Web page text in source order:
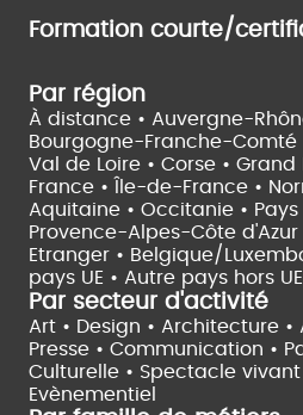
Formation courte/
Par région
À distance • Auvergne-
Bourgogne-Franche-Comté
Val de Loire • Corse • Grand
France •
Île-de-France •
Aquitaine • Occitanie •
Provence-Alpes-Côte d'Azur
Etranger • Belgique/
pays UE • Autre pays hors UE
Par secteur d'activité
Art • Design • Architecture •
Presse • Communication •
Culturelle • Spectacle vivant
Evènementiel